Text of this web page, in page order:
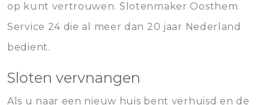
op kunt vertrouwen. Slotenmaker Oosthem
Service 24 die al meer dan 20 jaar Nederland
bedient.
Sloten vervnangen
Als u naar een nieuw huis bent verhuisd en de